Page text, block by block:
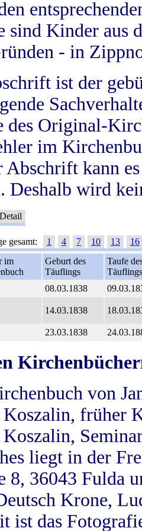
sind Kinder aus
- in
ist der
des Original-
im
kann
Deshalb wird
Detail
gesamt: 1 4 7 10 13
16
im
Geburt des
Täuflings
Taufe
Täuflings
08.03.1838
14.03.1838
23.03.1838
von
Koszalin, früher
liegt in der
8, 36043 Fulda
Krone,
ist das